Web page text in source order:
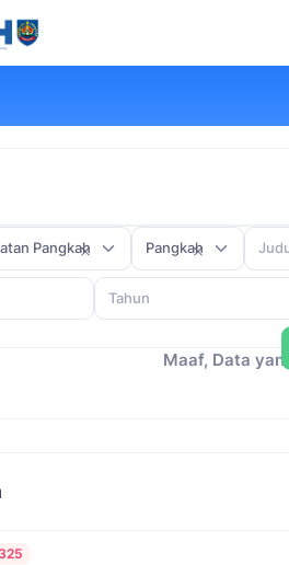
Pangkah Pangkah
Maaf, Data
325